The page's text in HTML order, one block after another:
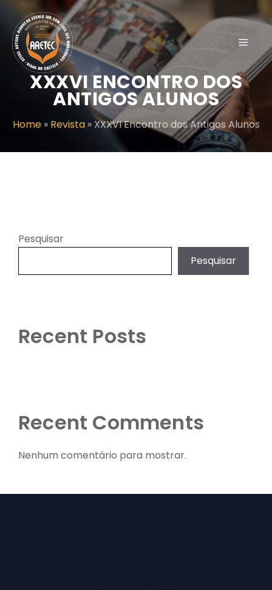
para
conteúdo
Menu
XXXVI ENCONTRO DOS
ANTIGOS ALUNOS
Home» Revista» XXXVI Encontro dos Antigos Alunos
Pesquisar
Pesquisar
Recent Posts
Recent Comments
Nenhum comentário para mostrar.